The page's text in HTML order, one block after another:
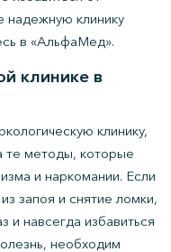
надежную клинику
в «АльфаМед».
клинике в
клинику,
те методы, которые
и наркомании. Если
запоя и снятие ломки,
и навсегда избавиться
необходим